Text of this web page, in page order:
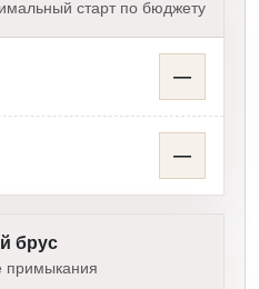
старт по бюджету
—
—
брус
примыкания